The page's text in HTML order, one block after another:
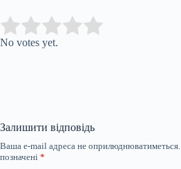
Rate this item:
No votes yet.
Залишити відповідь
Ваша e-mail адреса не оприлюднюватиметься.
позначені *